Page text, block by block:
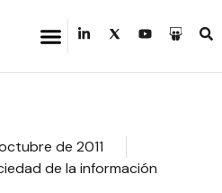
de 2011
de la información